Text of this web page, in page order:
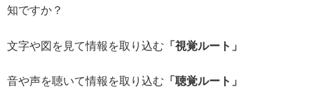
知ですか？
文字や図を見て情報を取り込む 「視覚ルート」
音や声を聴いて情報を取り込む 「聴覚ルート」